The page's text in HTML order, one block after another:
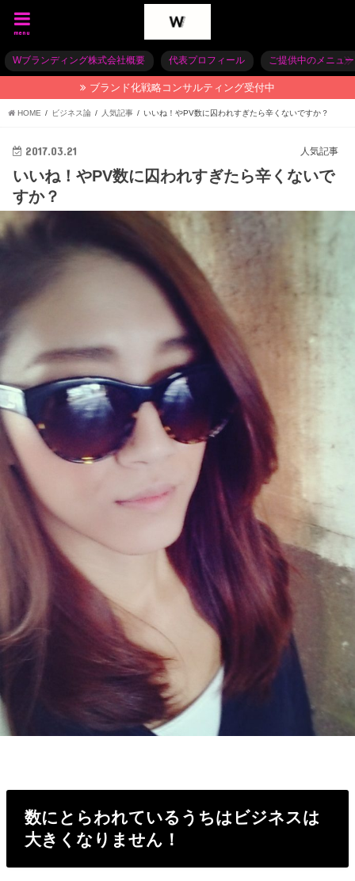
menu
Wブランディング株式会社概要 代表プロフィール ご提供中のメニュー
ブランド化戦略コンサルティング受付中
HOME ビジネス論 人気記事 いいね！やPV数に囚われすぎたら辛くないですか？
人気記事
2017.03.21
いいね！やPV数に囚われすぎたら辛くないで
すか？
数にとらわれているうちはビジネスは
大きくなりません！